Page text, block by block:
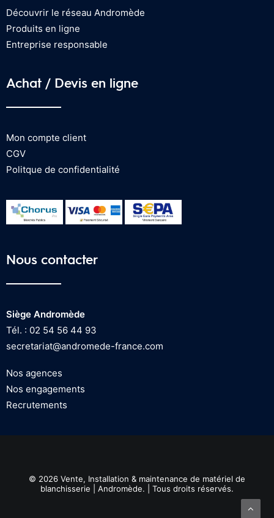
Découvrir le réseau Andromède
Produits en ligne
Entreprise responsable
Achat / Devis en ligne
Mon compte client
CGV
Politque de confidentialité
Nous contacter
Siège Andromède
Tél. : 02 54 56 44 93
secretariat@andromede-france.com
Nos agences
Nos engagements
Recrutements
© 2026 Vente, Installation & maintenance de matériel de
blanchisserie | Andromède. | Tous droits réservés.